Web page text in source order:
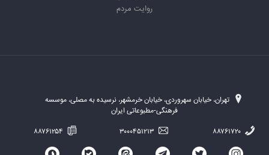
روایت مردم
تهران، خیابان سهروردی، خیابان خرمشهر، نرسیده به مصلی، موسسه
فرهنگی-مطبوعاتی ایران